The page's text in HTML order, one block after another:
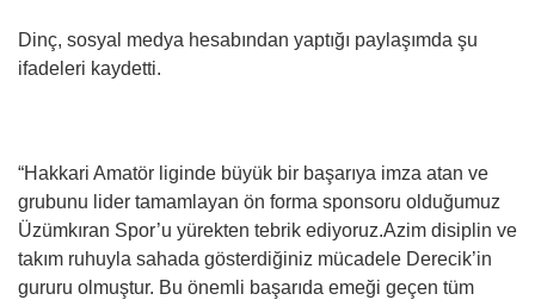
Dinç, sosyal medya hesabından yaptığı paylaşımda şu
ifadeleri kaydetti.
“Hakkari Amatör liginde büyük bir başarıya imza atan ve
grubunu lider tamamlayan ön forma sponsoru olduğumuz
Üzümkıran Spor’u yürekten tebrik ediyoruz.Azim disiplin ve
takım ruhuyla sahada gösterdiğiniz mücadele Derecik’in
gururu olmuştur. Bu önemli başarıda emeği geçen tüm